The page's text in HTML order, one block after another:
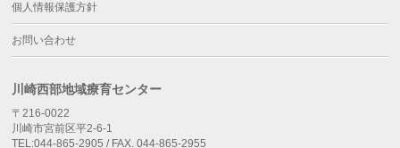
個人情報保護方針
お問い合わせ
川崎西部地域療育センター
〒216-0022
川崎市宮前区平2-6-1
TEL:044-865-2905 / FAX. 044-865-2955